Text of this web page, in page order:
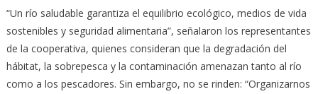
“Un río saludable garantiza el equilibrio ecológico, medios de vida
sostenibles y seguridad alimentaria”, señalaron los representantes
de la cooperativa, quienes consideran que la degradación del
hábitat, la sobrepesca y la contaminación amenazan tanto al río
como a los pescadores. Sin embargo, no se rinden: “Organizarnos